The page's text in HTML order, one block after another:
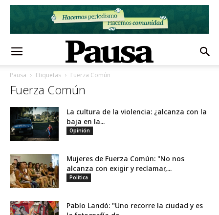
Pausa Etiquetas Fuerza Común
Fuerza Común
La cultura de la violencia: ¿alcanza con la
baja en la...
Opinión
Mujeres de Fuerza Común: "No nos
alcanza con exigir y reclamar,...
Política
Pablo Landó: "Uno recorre la ciudad y es